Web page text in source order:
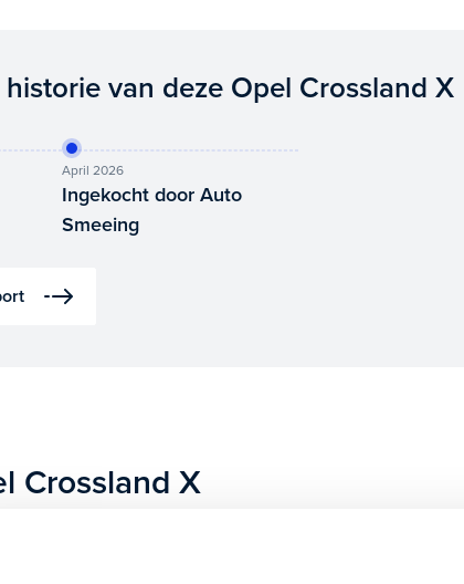
van deze Opel Crossland X
April 2026
Ingekocht door Auto
Smeeing
Crossland X
1.2 Turbo 120 Jaar Edition Automaat heeft in 2020 voor het
gekregen en heeft 93.000 km op de teller staan. Bij